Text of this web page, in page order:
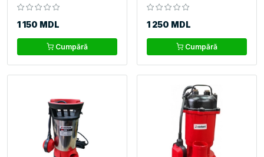
1 150 MDL
Cumpără
1 250 MDL
Cumpără